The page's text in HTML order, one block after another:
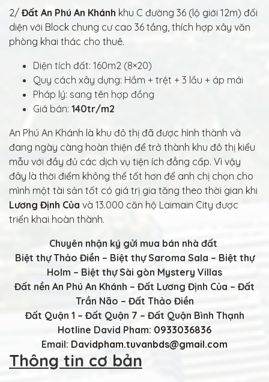
2/ Đất An Phú An Khánh khu C đường 36 (lộ giới 12m) đối
diện với Block chung cư cao 36 tầng, thích hợp xây văn
phòng khai thác cho thuê.
Diện tích đất: 160m2 (8×20)
Quy cách xây dựng: Hầm + trệt + 3 lầu + áp mái
Pháp lý: sang tên hợp đồng
Giá bán: 140tr/m2
An Phú An Khánh là khu đô thị đã được hình thành và
đang ngày càng hoàn thiện để trở thành khu đô thị kiểu
mẫu với đầy đủ các dịch vụ tiện ích đẳng cấp. Vì vậy
đây là thời điểm không thể tốt hơn để anh chị chọn cho
mình một tài sản tốt có giá trị gia tăng theo thời gian khi
Lương Định Của và 13.000 căn hộ Laimain City được
triển khai hoàn thành.
Chuyên nhận ký gửi mua bán nhà đất
Biệt thự Thảo Điền – Biệt thự Saroma Sala – Biệt thự
Holm – Biệt thự Sài gòn Mystery Villas
Đất nền An Phú An Khánh – Đất Lương Định Của – Đất
Trần Não – Đất Thảo Điền
Đất Quận 1 – Đất Quận 7 – Đất Quận Bình Thạnh
Hotline David Pham: 0933036836
Email: Davidpham.tuvanbds@gmail.com
Thông tin cơ bản